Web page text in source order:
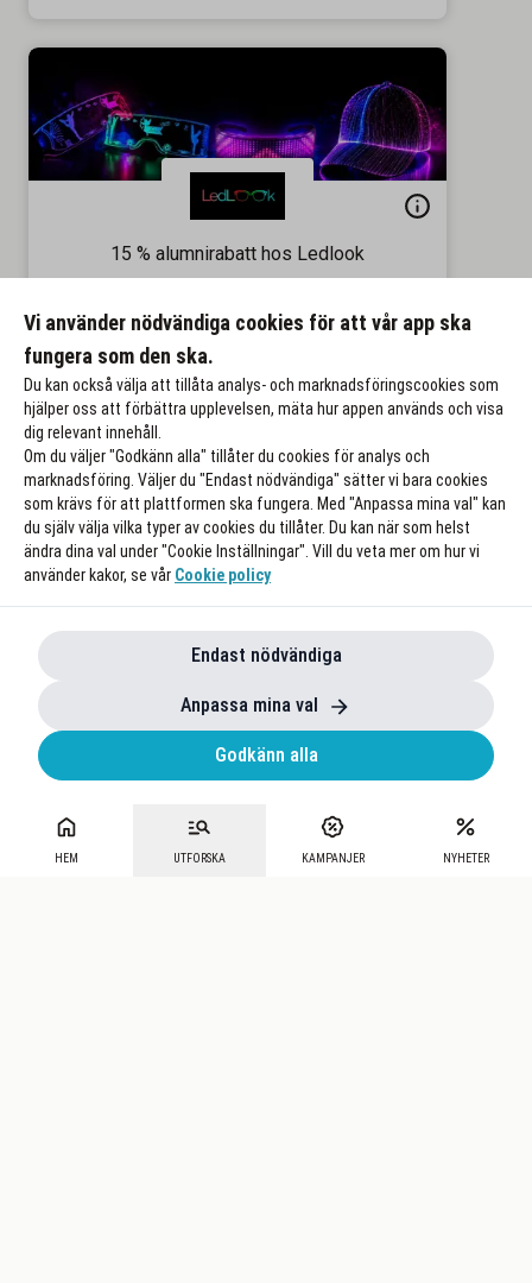
HEM UTFORSKA KAMPANJER NYHETER
15 % alumnirabatt hos Ledlook
Till rabatten
Vi använder nödvändiga cookies för att vår app ska
fungera som den ska.
Du kan också välja att tillåta analys- och marknadsföringscookies som
hjälper oss att förbättra upplevelsen, mäta hur appen används och visa
dig relevant innehåll.
Om du väljer "Godkänn alla" tillåter du cookies för analys och
marknadsföring. Väljer du "Endast nödvändiga" sätter vi bara cookies
som krävs för att plattformen ska fungera. Med "Anpassa mina val" kan
du själv välja vilka typer av cookies du tillåter. Du kan när som helst
ändra dina val under "Cookie Inställningar". Vill du veta mer om hur vi
använder kakor, se vår Cookie policy
Endast nödvändiga
Anpassa mina val
Godkänn alla